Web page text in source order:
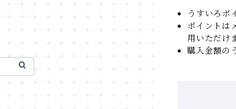
うすいろポ
ポイントは
用いただけ
購入金額の